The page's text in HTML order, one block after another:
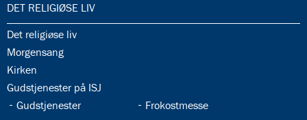
35.0:
DET RELIGIØSE LIV
35.1:
Det religiøse liv
35.2:
Morgensang
35.3:
Kirken
35.4:
Gudstjenester på ISJ
35.5:
Gudstjenester 35.6:
Frokostmesse